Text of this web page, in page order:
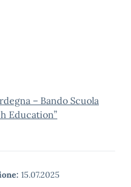
– Bando Scuola
Education”
15.07.2025